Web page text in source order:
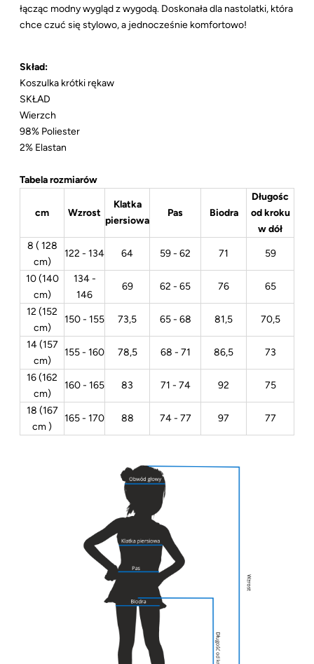
łącząc modny wygląd z wygodą. Doskonała dla nastolatki, która
chce czuć się stylowo, a jednocześnie komfortowo!
Skład:
Koszulka krótki rękaw
SKŁAD
Wierzch
98% Poliester
2% Elastan
Tabela rozmiarów
cm Wzrost
Klatka
piersiowa
Pas Biodra
Długośc
od kroku
w dół
8 ( 128
cm)
122 - 134 64 59 - 62 71 59
10 (140
cm)
134 -
146
69 62 - 65 76 65
12 (152
cm)
150 - 155 73,5 65 - 68 81,5 70,5
14 (157
cm)
155 - 160 78,5 68 - 71 86,5 73
16 (162
cm)
160 - 165 83 71 - 74 92 75
18 (167
cm )
165 - 170 88 74 - 77 97 77